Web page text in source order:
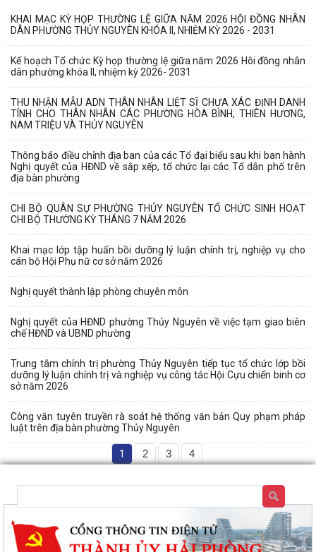
KHAI MẠC KỲ HỌP THƯỜNG LỆ GIỮA NĂM 2026 HỘI ĐỒNG NHÂN
DÂN PHƯỜNG THỦY NGUYÊN KHÓA II, NHIỆM KỲ 2026 - 2031
Kế hoạch Tổ chức Kỳ họp thường lệ giữa năm 2026 Hôi đồng nhân
dân phường khóa II, nhiệm kỳ 2026- 2031
THU NHẬN MẪU ADN THÂN NHÂN LIỆT SĨ CHƯA XÁC ĐỊNH DANH
TÍNH CHO THÂN NHÂN CÁC PHƯỜNG HÒA BÌNH, THIÊN HƯƠNG,
NAM TRIỆU VÀ THỦY NGUYÊN
Thông báo điều chỉnh địa ban của các Tổ đại biểu sau khi ban hành
Nghị quyết của HĐND về sắp xếp, tổ chức lại các Tổ dân phố trên
địa bàn phường
CHI BỘ QUÂN SỰ PHƯỜNG THỦY NGUYÊN TỔ CHỨC SINH HOẠT
CHI BỘ THƯỜNG KỲ THÁNG 7 NĂM 2026
Khai mạc lớp tập huấn bồi dưỡng lý luận chính trị, nghiệp vụ cho
cán bộ Hội Phụ nữ cơ sở năm 2026
Nghị quyết thành lập phòng chuyên môn
Nghị quyết của HĐND phường Thủy Nguyên về việc tạm giao biên
chế HĐND và UBND phường
Trung tâm chính trị phường Thủy Nguyên tiếp tục tổ chức lớp bồi
dưỡng lý luận chính trị và nghiệp vụ công tác Hội Cựu chiến binh cơ
sở năm 2026
Công văn tuyên truyền rà soát hệ thống văn bản Quy phạm pháp
luật trên địa bàn phường Thủy Nguyên
1 2 3 4